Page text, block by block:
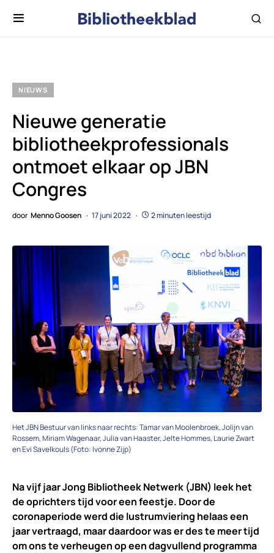
NIEUWS
Nieuwe generatie
bibliotheekprofessionals
ontmoet elkaar op JBN
Congres
door Menno Goosen 17 juni 2022 2 minuten leestijd
Het JBN Bestuur van links naar rechts: Tamar van Moolenbroek, Jolijn van
Rossem, Miriam Wagenaar, Julia van Haaster, Jelte Hommes, Laurie Zwart
en Evi Savelkouls (Foto: Ivonne Zijp)
Na vijf jaar Jong Bibliotheek Netwerk (JBN) leek het
de oprichters tijd voor een feestje. Door de
coronaperiode werd die lustrumviering helaas een
jaar vertraagd, maar daardoor was er des te meer tijd
om ons te verheugen op een dagvullend programma